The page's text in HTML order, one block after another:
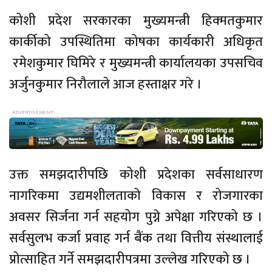
कोशी प्रदेश सरकारका मुख्यमन्त्री हिक्मतकुमार
कार्कीको उपस्थितिमा कोषका कार्यकारी अधिकृत
रमेशकुमार घिमिरे र मुख्यमन्त्री कार्यालयका उपसचिव
अर्जुनकुमार निरौलाले आज हस्ताक्षर गरे ।
उक्त समझदारीपछि कोशी प्रदेशका सर्वसाधारण
नागरिकमा उद्यमशीलताको विकास र रोजगारका
अवसर सिर्जना गर्न सहयोग पुग्ने अपेक्षा गरिएको छ ।
सर्वसुलभ कर्जा प्रवाह गर्नबैंकतथा वित्तीयसंस्थालाई
प्रोत्साहित गर्ने समझदारीपत्रमा उल्लेख गरिएको छ ।